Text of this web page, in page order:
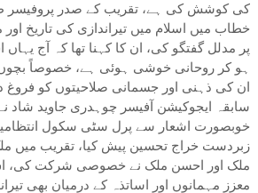
کی کوشش کی ہے، تقریب کے صدر پروفیسر
خطاب میں اسلام میں تیراندازی کی تاریخ
پر مدلل گفتگو کی، ان کا کہنا تھا کہ آج
ہو کر روحانی خوشی ہوئی ہے، خصوصاً بچوں
ان کی ذہنی اور جسمانی صلاحیتوں کو
سابقہ ایجوکیشن آفیسر چوہدری جاوید شاد نے
خوبصورت اشعار سے پرل سٹی سکول
زبردست خراج تحسین پیش کیا، تقریب میں
ملک اور احسن ملک نے خصوصی شرکت کی، اس
معزز مہمانوں اور اساتذہ کے درمیان بھی